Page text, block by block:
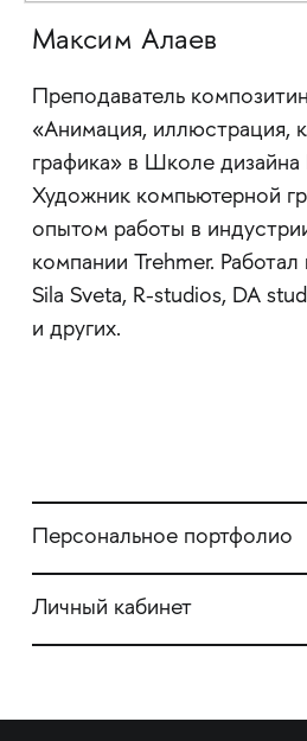
Максим Алаев
Преподаватель
«Анимация, иллюстрация,
графика» в Школе
Художник компьютерной
опытом работы в
компании Trehmer. Работал
Sila Sveta, R-studios, DA
и других.
Персональное портфолио
Личный кабинет